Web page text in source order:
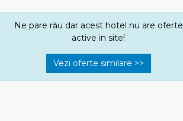
Ne pare rău dar acest hotel nu are oferte
active in site!
Vezi oferte similare >>